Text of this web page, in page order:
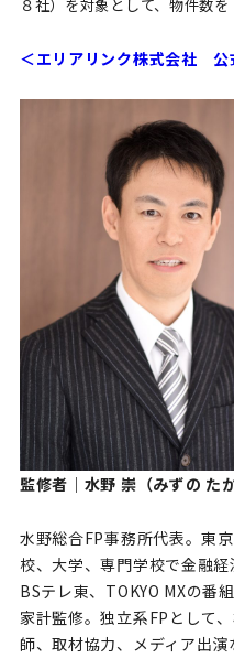
８社）を対象として、物件数
＜エリアリンク株式会社 公
監修者 ｜ 水野 崇（みずの たか
水野総合FP事務所代表。東
校、大学、専門学校で金融経
BSテレ東、TOKYO MXの番
家計監修。独立系FPとして
師、取材協力、メディア出演